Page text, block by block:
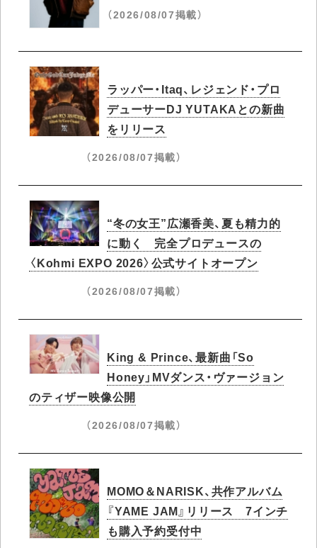
（2026/08/07掲載）
ラッパー・Itaq、レジェンド・プロ
デューサーDJ YUTAKAとの新曲
をリリース
（2026/08/07掲載）
“冬の女王”広瀬香美、夏も精力的
に動く 完全プロデュースの
〈Kohmi EXPO 2026〉公式サイトオープン
（2026/08/07掲載）
King & Prince、最新曲「So
Honey」MVダンス・ヴァージョン
のティザー映像公開
（2026/08/07掲載）
MOMO＆NARISK、共作アルバム
『YAME JAM』リリース 7インチ
も購入予約受付中